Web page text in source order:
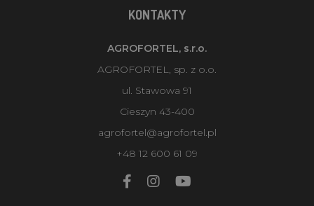
KONTAKTY
AGROFORTEL, s.r.o.
AGROFORTEL, sp. z o.o.
ul. Stawowa 91
Cieszyn 43-400
agrofortel@agrofortel.pl
+48 12 600 61 09